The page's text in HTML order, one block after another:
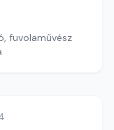
fuvolaművész